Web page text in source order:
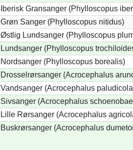
Iberisk Gransanger (Phylloscopus
Grøn Sanger (Phylloscopus nitidus)
Østlig Lundsanger (Phylloscopus
Lundsanger (Phylloscopus
Nordsanger (Phylloscopus borealis)
Drosselrørsanger (Acrocephalus
Vandsanger (Acrocephalus
Sivsanger (Acrocephalus
Lille Rørsanger (Acrocephalus
Buskrørsanger (Acrocephalus